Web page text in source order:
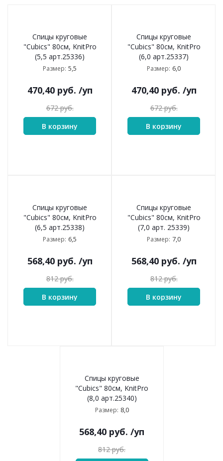
Спицы круговые
"Cubics" 80см, KnitPro
(5,5 арт.25336)
Размер: 5,5
470,40руб. /уп
672руб.
В корзину
Спицы круговые
"Cubics" 80см, KnitPro
(6,0 арт.25337)
Размер: 6,0
470,40руб. /уп
672руб.
В корзину
Спицы круговые
"Cubics" 80см, KnitPro
(6,5 арт.25338)
Размер: 6,5
568,40руб. /уп
812руб.
В корзину
Спицы круговые
"Cubics" 80см, KnitPro
(7,0 арт. 25339)
Размер: 7,0
568,40руб. /уп
812руб.
В корзину
Спицы круговые
"Cubics" 80см, KnitPro
(8,0 арт.25340)
Размер: 8,0
568,40 руб. /уп
812руб.